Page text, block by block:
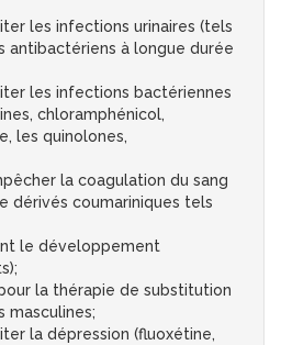
les infections urinaires (tels
antibactériens à longue durée
les infections bactériennes
chloramphénicol,
les quinolones,
la coagulation du sang
dérivés coumariniques tels
le développement
la thérapie de substitution
masculines;
la dépression (fluoxétine,